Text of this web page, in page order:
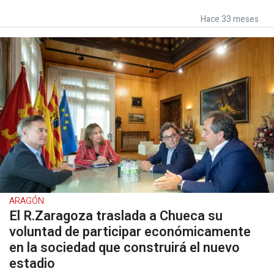
Hace 33 meses
ARAGÓN
El R.Zaragoza traslada a Chueca su
voluntad de participar económicamente
en la sociedad que construirá el nuevo
estadio